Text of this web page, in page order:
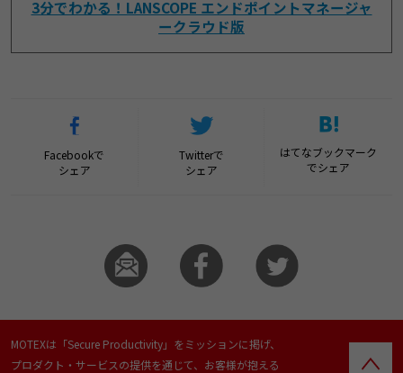
3分でわかる！LANSCOPE エンドポイントマネージャ
ークラウド版
Facebookで
シェア
Twitterで
シェア
はてなブックマーク
でシェア
MOTEXは「Secure Productivity」をミッションに掲げ、
プロダクト・サービスの提供を通じて、お客様が抱える